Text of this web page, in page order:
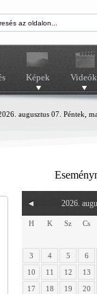
Képek Videók
augusztus 07. Péntek,
2026.
H K Sz Cs
3
4 5 6
10
11 12 13
17
18 19 20